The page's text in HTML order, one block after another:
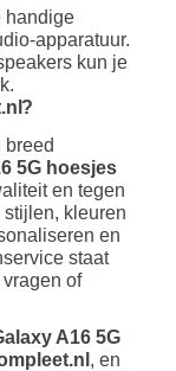
handige
apparatuur.
kun je
breed
5G hoesjes
en tegen
kleuren
en
staat
of
A16 5G
, en